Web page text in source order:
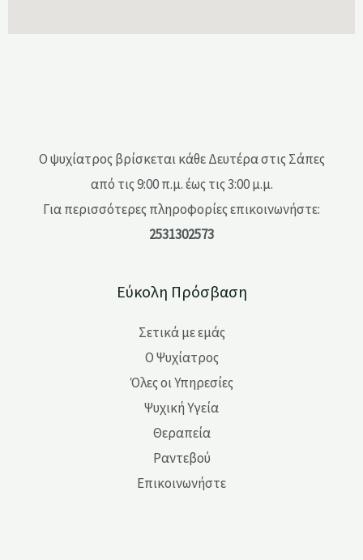
Ο ψυχίατρος βρίσκεται κάθε Δευτέρα στις Σάπες
από τις 9:00 π.μ. έως τις 3:00 μ.μ.
Για περισσότερες πληροφορίες επικοινωνήστε:
2531302573
Εύκολη Πρόσβαση
Σετικά με εμάς
Ο Ψυχίατρος
Όλες οι Υπηρεσίες
Ψυχική Υγεία
Θεραπεία
Ραντεβού
Επικοινωνήστε